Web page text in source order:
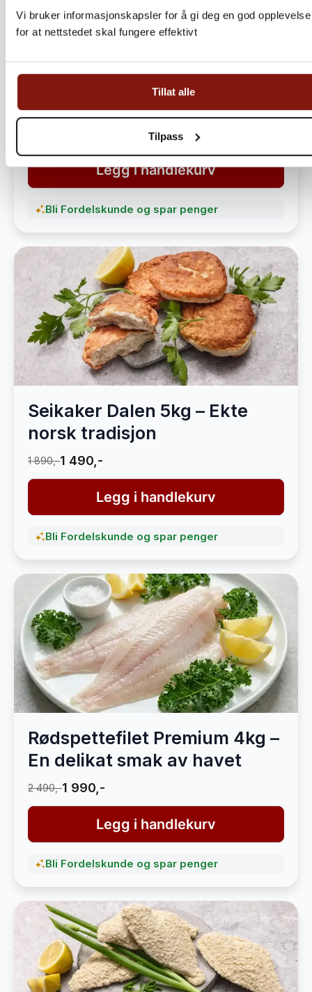
Vi bruker informasjonskapsler for å gi deg en god
for at nettstedet skal fungere effektivt
Tillat alle
Tilpass
Steinbitkaker Dalen 5kg –
Ekte norsk håndverk fra
havet
Legg i handlekurv
Bli Fordelskunde og spar penger
Seikaker Dalen 5kg – Ekte
norsk tradisjon
1 890,-1 490,-
Legg i handlekurv
Bli Fordelskunde og spar penger
Rødspettefilet Premium 4kg –
En delikat smak av havet
2 490,-1 990,-
Legg i handlekurv
Bli Fordelskunde og spar penger